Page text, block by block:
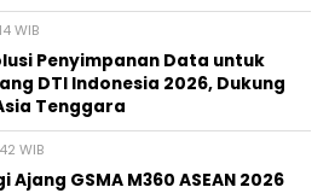
WIB
Penyimpanan Data untuk
DTI Indonesia 2026, Dukung
Tenggara
WIB
GSMA M360 ASEAN 2026